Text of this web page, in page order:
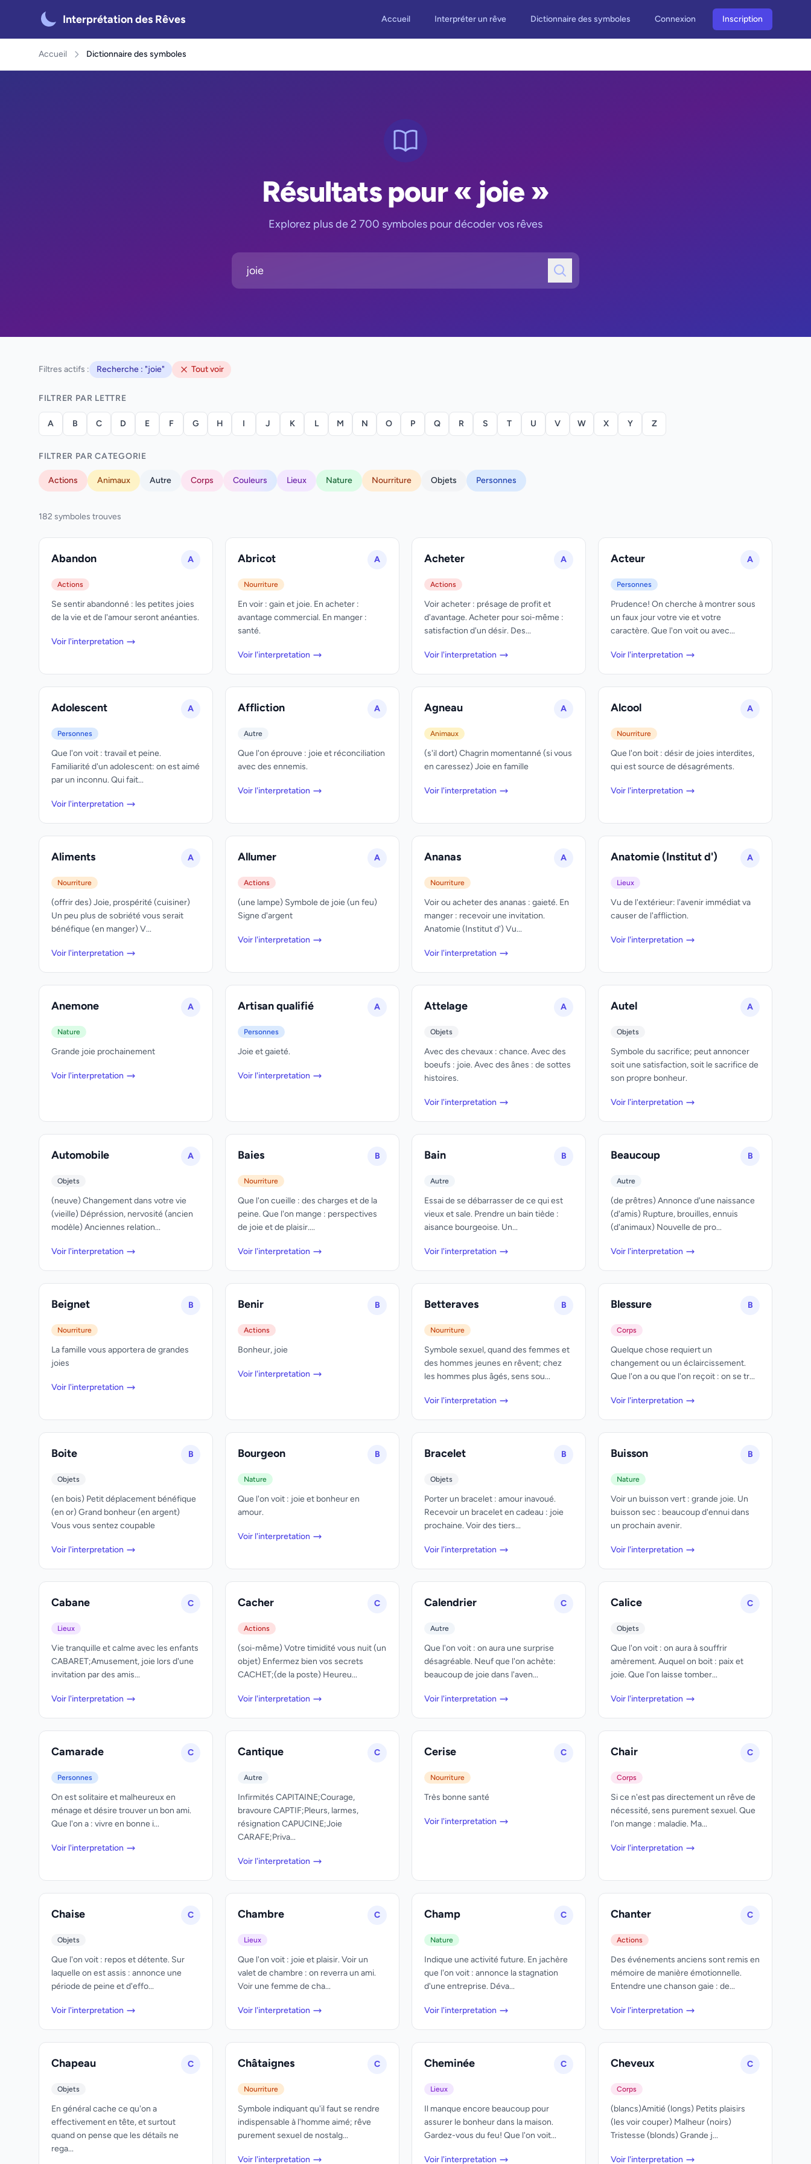
Interprétation des Rêves Accueil Interpréter un rêve Dictionnaire des symboles Connexion Inscription
Accueil Dictionnaire des symboles
Résultats pour « joie »
Explorez plus de 2 700 symboles pour décoder vos rêves
Filtres actifs : Recherche : "joie" Tout voir
FILTRER PAR LETTRE
A B C D E F G H I J K L M N O P Q R S T U V W X Y Z
FILTRER PAR CATEGORIE
Actions Animaux Autre Corps Couleurs Lieux Nature Nourriture Objets Personnes
182 symboles trouves
Abandon A
Actions
Se sentir abandonné : les petites joies
de la vie et de l'amour seront anéanties.
Voir l'interpretation
Abricot A
Nourriture
En voir : gain et joie. En acheter :
avantage commercial. En manger :
santé.
Voir l'interpretation
Acheter A
Actions
Voir acheter : présage de profit et
d'avantage. Acheter pour soi-même :
satisfaction d'un désir. Des...
Voir l'interpretation
Acteur A
Personnes
Prudence! On cherche à montrer sous
un faux jour votre vie et votre
caractère. Que l'on voit ou avec...
Voir l'interpretation
Adolescent A
Personnes
Que l'on voit : travail et peine.
Familiarité d'un adolescent: on est aimé
par un inconnu. Qui fait...
Voir l'interpretation
Affliction A
Autre
Que l'on éprouve : joie et réconciliation
avec des ennemis.
Voir l'interpretation
Agneau A
Animaux
(s'il dort) Chagrin momentanné (si vous
en caressez) Joie en famille
Voir l'interpretation
Alcool A
Nourriture
Que l'on boit : désir de joies interdites,
qui est source de désagréments.
Voir l'interpretation
Aliments A
Nourriture
(offrir des) Joie, prospérité (cuisiner)
Un peu plus de sobriété vous serait
bénéfique (en manger) V...
Voir l'interpretation
Allumer A
Actions
(une lampe) Symbole de joie (un feu)
Signe d'argent
Voir l'interpretation
Ananas A
Nourriture
Voir ou acheter des ananas : gaieté. En
manger : recevoir une invitation.
Anatomie (Institut d') Vu...
Voir l'interpretation
Anatomie (Institut d') A
Lieux
Vu de l'extérieur: l'avenir immédiat va
causer de l'affliction.
Voir l'interpretation
Anemone A
Nature
Grande joie prochainement
Voir l'interpretation
Artisan qualifié A
Personnes
Joie et gaieté.
Voir l'interpretation
Attelage A
Objets
Avec des chevaux : chance. Avec des
boeufs : joie. Avec des ânes : de sottes
histoires.
Voir l'interpretation
Autel A
Objets
Symbole du sacrifice; peut annoncer
soit une satisfaction, soit le sacrifice de
son propre bonheur.
Voir l'interpretation
Automobile A
Objets
(neuve) Changement dans votre vie
(vieille) Dépréssion, nervosité (ancien
modèle) Anciennes relation...
Voir l'interpretation
Baies B
Nourriture
Que l'on cueille : des charges et de la
peine. Que l'on mange : perspectives
de joie et de plaisir....
Voir l'interpretation
Bain B
Autre
Essai de se débarrasser de ce qui est
vieux et sale. Prendre un bain tiède :
aisance bourgeoise. Un...
Voir l'interpretation
Beaucoup B
Autre
(de prêtres) Annonce d'une naissance
(d'amis) Rupture, brouilles, ennuis
(d'animaux) Nouvelle de pro...
Voir l'interpretation
Beignet B
Nourriture
La famille vous apportera de grandes
joies
Voir l'interpretation
Benir B
Actions
Bonheur, joie
Voir l'interpretation
Betteraves B
Nourriture
Symbole sexuel, quand des femmes et
des hommes jeunes en rêvent; chez
les hommes plus âgés, sens sou...
Voir l'interpretation
Blessure B
Corps
Quelque chose requiert un
changement ou un éclaircissement.
Que l'on a ou que l'on reçoit : on se tr...
Voir l'interpretation
Boite B
Objets
(en bois) Petit déplacement bénéfique
(en or) Grand bonheur (en argent)
Vous vous sentez coupable
Voir l'interpretation
Bourgeon B
Nature
Que l'on voit : joie et bonheur en
amour.
Voir l'interpretation
Bracelet B
Objets
Porter un bracelet : amour inavoué.
Recevoir un bracelet en cadeau : joie
prochaine. Voir des tiers...
Voir l'interpretation
Buisson B
Nature
Voir un buisson vert : grande joie. Un
buisson sec : beaucoup d'ennui dans
un prochain avenir.
Voir l'interpretation
Cabane C
Lieux
Vie tranquille et calme avec les enfants
CABARET;Amusement, joie lors d'une
invitation par des amis...
Voir l'interpretation
Cacher C
Actions
(soi-même) Votre timidité vous nuit (un
objet) Enfermez bien vos secrets
CACHET;(de la poste) Heureu...
Voir l'interpretation
Calendrier C
Autre
Que l'on voit : on aura une surprise
désagréable. Neuf que l'on achète:
beaucoup de joie dans l'aven...
Voir l'interpretation
Calice C
Objets
Que l'on voit : on aura à souffrir
amèrement. Auquel on boit : paix et
joie. Que l'on laisse tomber...
Voir l'interpretation
Camarade C
Personnes
On est solitaire et malheureux en
ménage et désire trouver un bon ami.
Que l'on a : vivre en bonne i...
Voir l'interpretation
Cantique C
Autre
Infirmités CAPITAINE;Courage,
bravoure CAPTIF;Pleurs, larmes,
résignation CAPUCINE;Joie
CARAFE;Priva...
Voir l'interpretation
Cerise C
Nourriture
Très bonne santé
Voir l'interpretation
Chair C
Corps
Si ce n'est pas directement un rêve de
nécessité, sens purement sexuel. Que
l'on mange : maladie. Ma...
Voir l'interpretation
Chaise C
Objets
Que l'on voit : repos et détente. Sur
laquelle on est assis : annonce une
période de peine et d'effo...
Voir l'interpretation
Chambre C
Lieux
Que l'on voit : joie et plaisir. Voir un
valet de chambre : on reverra un ami.
Voir une femme de cha...
Voir l'interpretation
Champ C
Nature
Indique une activité future. En jachère
que l'on voit : annonce la stagnation
d'une entreprise. Déva...
Voir l'interpretation
Chanter C
Actions
Des événements anciens sont remis en
mémoire de manière émotionnelle.
Entendre une chanson gaie : de...
Voir l'interpretation
Chapeau C
Objets
En général cache ce qu'on a
effectivement en tête, et surtout
quand on pense que les détails ne
rega...
Châtaignes C
Nourriture
Symbole indiquant qu'il faut se rendre
indispensable à l'homme aimé; rêve
purement sexuel de nostalg...
Voir l'interpretation
Cheminée C
Lieux
Il manque encore beaucoup pour
assurer le bonheur dans la maison.
Gardez-vous du feu! Que l'on voit...
Voir l'interpretation
Cheveux C
Corps
(blancs)Amitié (longs) Petits plaisirs
(les voir couper) Malheur (noirs)
Tristesse (blonds) Grande j...
Voir l'interpretation